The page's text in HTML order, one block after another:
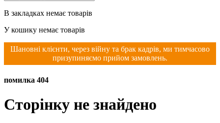
В закладках немає товарів
У кошику немає товарів
Шановні клієнти, через війну та брак кадрів, ми тимчасово
призупиняємо прийом замовлень.
помилка 404
Сторінку не знайдено